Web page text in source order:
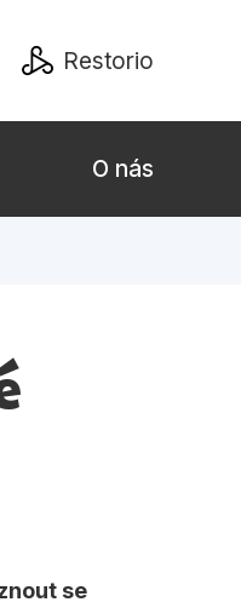
Restorio
O nás
se